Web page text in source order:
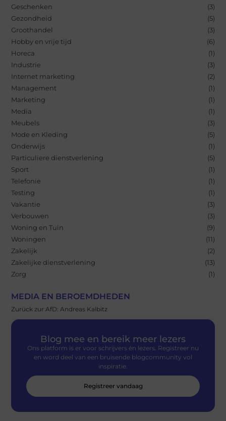
Geschenken
(3)
Gezondheid
(5)
Groothandel
(3)
Hobby en vrije tijd
(6)
Horeca
(1)
Industrie
(3)
Internet marketing
(2)
Management
(1)
Marketing
(1)
Media
(1)
Meubels
(3)
Mode en Kleding
(5)
Onderwijs
(1)
Particuliere dienstverlening
(5)
Sport
(1)
Telefonie
(1)
Testing
(1)
Vakantie
(3)
Verbouwen
(3)
Woning en Tuin
(9)
Woningen
(11)
Zakelijk
(2)
Zakelijke dienstverlening
(13)
Zorg
(1)
MEDIA EN BEROEMDHEDEN
Zurück zur AfD: Andreas Kalbitz
Blog mee en bereik meer lezers
Ons platform is er voor schrijvers én lezers. Registreer nu
en word deel van een bruisende blogcommunity vol
inspiratie.
Registreer vandaag